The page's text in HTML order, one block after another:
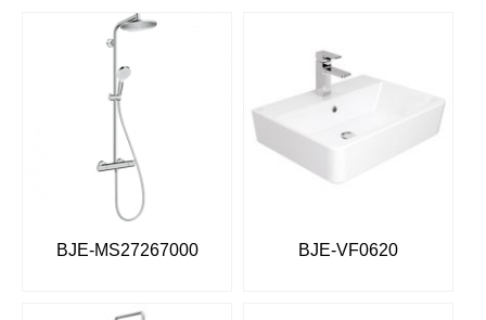
BJE-MS27267000 BJE-VF0620